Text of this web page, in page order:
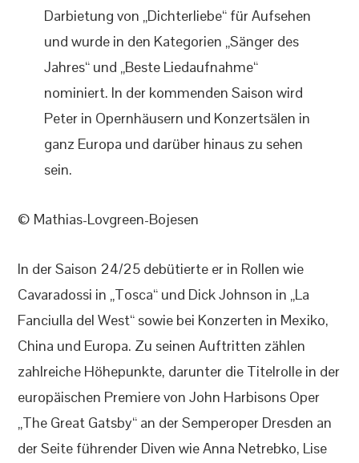
Darbietung von „Dichterliebe“ für Aufsehen
und wurde in den Kategorien „Sänger des
Jahres“ und „Beste Liedaufnahme“
nominiert. In der kommenden Saison wird
Peter in Opernhäusern und Konzertsälen in
ganz Europa und darüber hinaus zu sehen
sein.
© Mathias-Lovgreen-Bojesen
In der Saison 24/25 debütierte er in Rollen wie
Cavaradossi in „Tosca“ und Dick Johnson in „La
Fanciulla del West“ sowie bei Konzerten in Mexiko,
China und Europa. Zu seinen Auftritten zählen
zahlreiche Höhepunkte, darunter die Titelrolle in der
europäischen Premiere von John Harbisons Oper
„The Great Gatsby“ an der Semperoper Dresden an
der Seite führender Diven wie Anna Netrebko, Lise